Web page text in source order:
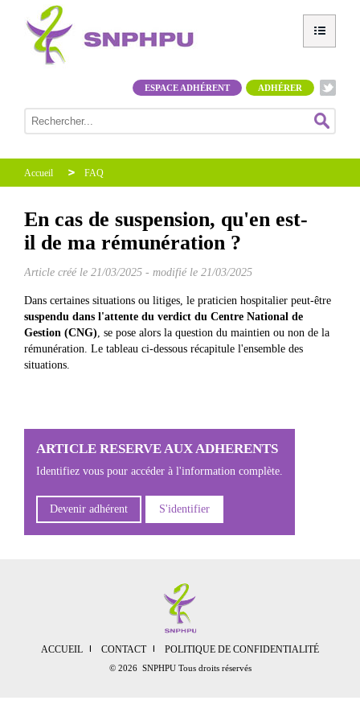
ADHÉRER
ESPACE ADHÉRENT
Accueil FAQ
En cas de suspension, qu'en est-
il de ma rémunération ?
Article créé le 21/03/2025 - modifié le 21/03/2025
Dans certaines situations ou litiges, le praticien hospitalier peut-être
suspendu dans l'attente du verdict du Centre National de
Gestion (CNG) , se pose alors la question du maintien ou non de la
rémunération. Le tableau ci-dessous récapitule l'ensemble des
situations.
ARTICLE RESERVE AUX ADHERENTS
Identifiez vous pour accéder à l'information complète.
Devenir adhérent S'identifier
ACCUEIL CONTACT POLITIQUE DE CONFIDENTIALITÉ
© 2026 SNPHPU Tous droits réservés